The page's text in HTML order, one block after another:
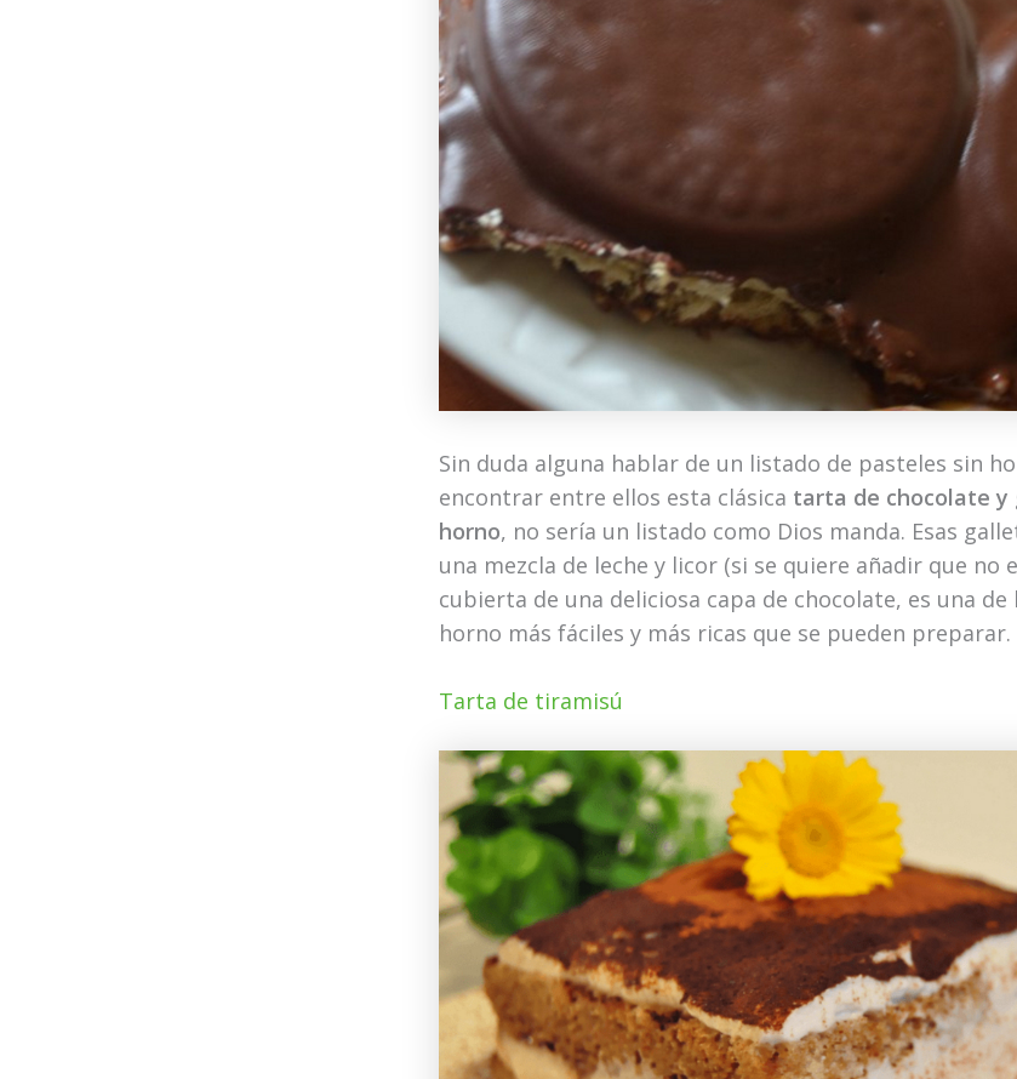
Sin duda alguna hablar de un listado de pasteles sin
encontrar entre ellos esta clásica tarta de chocolate y
horno, no sería un listado como Dios manda. Esas
una mezcla de leche y licor (si se quiere añadir que no
cubierta de una deliciosa capa de chocolate, es una
horno más fáciles y más ricas que se pueden preparar.
Tarta de tiramisú